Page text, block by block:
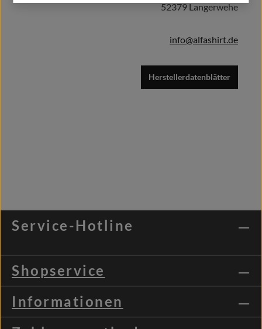
52379 Langerwehe
info@alfashirt.de
Herstellerdatenblätter
Service-Hotline
Shopservice
Informationen